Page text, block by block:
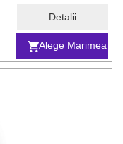
Alege Marimea
Detalii